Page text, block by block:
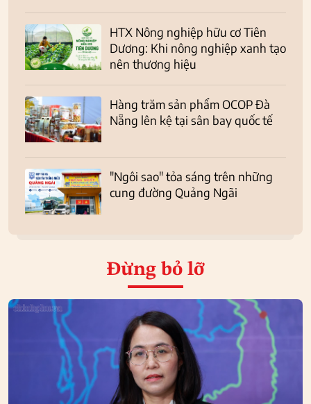
HTX Nông nghiệp hữu cơ Tiên
Dương: Khi nông nghiệp xanh tạo
nên thương hiệu
Hàng trăm sản phẩm OCOP Đà
Nẵng lên kệ tại sân bay quốc tế
"Ngôi sao" tỏa sáng trên những
cung đường Quảng Ngãi
Đừng bỏ lỡ